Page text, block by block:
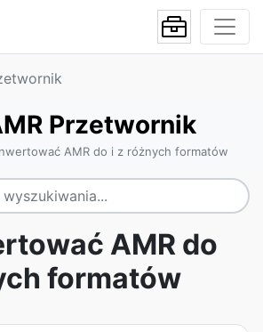
Przetwornik
AMR do i z różnych formatów
AMR do
formatów